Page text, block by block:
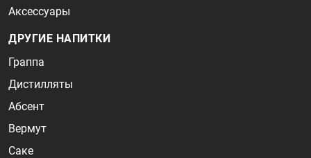
Аксессуары
ДРУГИЕ НАПИТКИ
Граппа
Дистилляты
Абсент
Вермут
Саке